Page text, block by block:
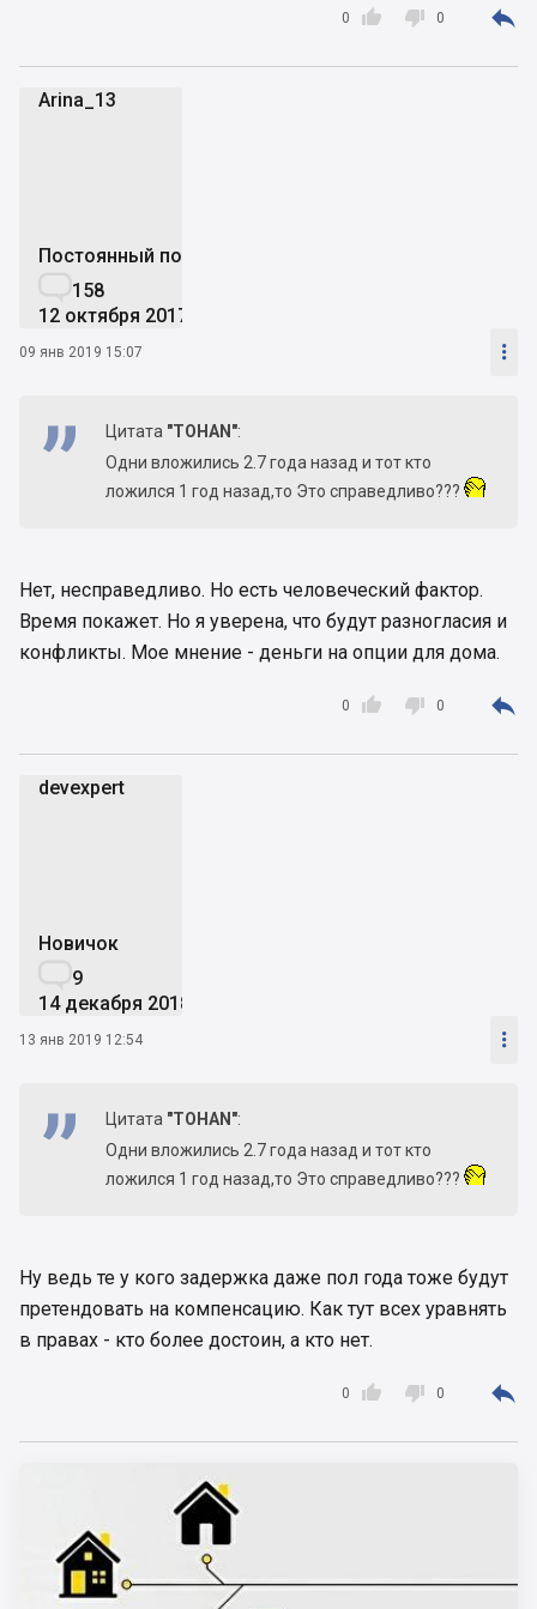

0  0 
Arina_13
Постоянный пользователь
158
12 октября 2017
09 янв 2019 15:07 
Цитата "TOHAN":
Одни вложились 2.7 года назад и тот кто
ложился 1 год назад,то Это справедливо???
Нет, несправедливо. Но есть человеческий фактор.
Время покажет. Но я уверена, что будут разногласия и
конфликты. Мое мнение - деньги на опции для дома.

0  0 
devexpert
Новичок
9
14 декабря 2018
13 янв 2019 12:54 
Цитата "TOHAN":
Одни вложились 2.7 года назад и тот кто
ложился 1 год назад,то Это справедливо???
Ну ведь те у кого задержка даже пол года тоже будут
претендовать на компенсацию. Как тут всех уравнять
в правах - кто более достоин, а кто нет.

0  0 